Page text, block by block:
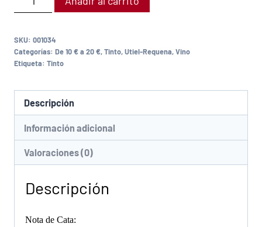
SKU: 001034
Categorías: De 10 € a 20 €,Tinto,Utiel-Requena,Vino
Etiqueta: Tinto
Descripción
Información adicional
Valoraciones (0)
Descripción
Nota de Cata: